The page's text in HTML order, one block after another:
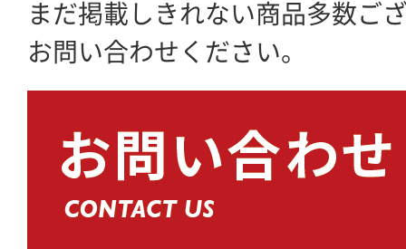
まだ掲載しきれない商品多数ご
お問い合わせください。